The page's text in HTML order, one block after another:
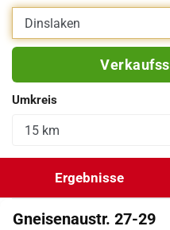
Eigene Adresse eingeben
Umkreis
Ergebnisse
Gneisenaustr. 27-29